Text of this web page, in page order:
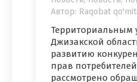
Автор: Raqobat
Территориальным
Джизакской
развитию
прав
рассмотрено